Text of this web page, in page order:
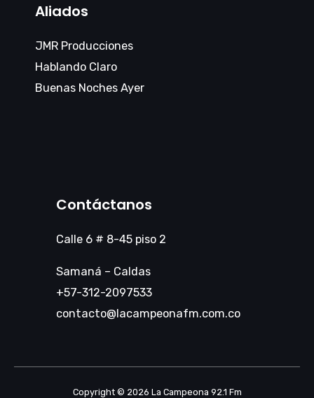
Aliados
JMR Producciones
Hablando Claro
Buenas Noches Ayer
Contáctanos
Calle 6 # 8-45 piso 2
Samaná – Caldas
+57-312-2097533
contacto@lacampeonafm.com.co
Copyright © 2026 La Campeona 92.1 Fm